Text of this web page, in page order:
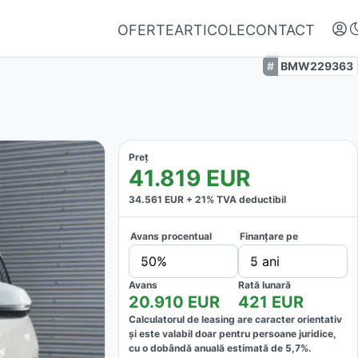
OFERTEARTICOLECONTACT
Autentifică-te
Nu ai oferte favorite
BMW229363
Preț
41.819 EUR
34.561 EUR + 21% TVA deductibil
Avans procentual
50%
Finanțare pe
5 ani
Avans
20.910 EUR
Rată lunară
421 EUR
Calculatorul de leasing are caracter orientativ
și este valabil doar pentru persoane juridice,
cu o dobândă anuală estimată de 5,7%.